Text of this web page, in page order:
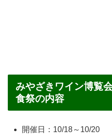
みやざきワイン博覧
食祭の内容
開催日：10/18～10/20